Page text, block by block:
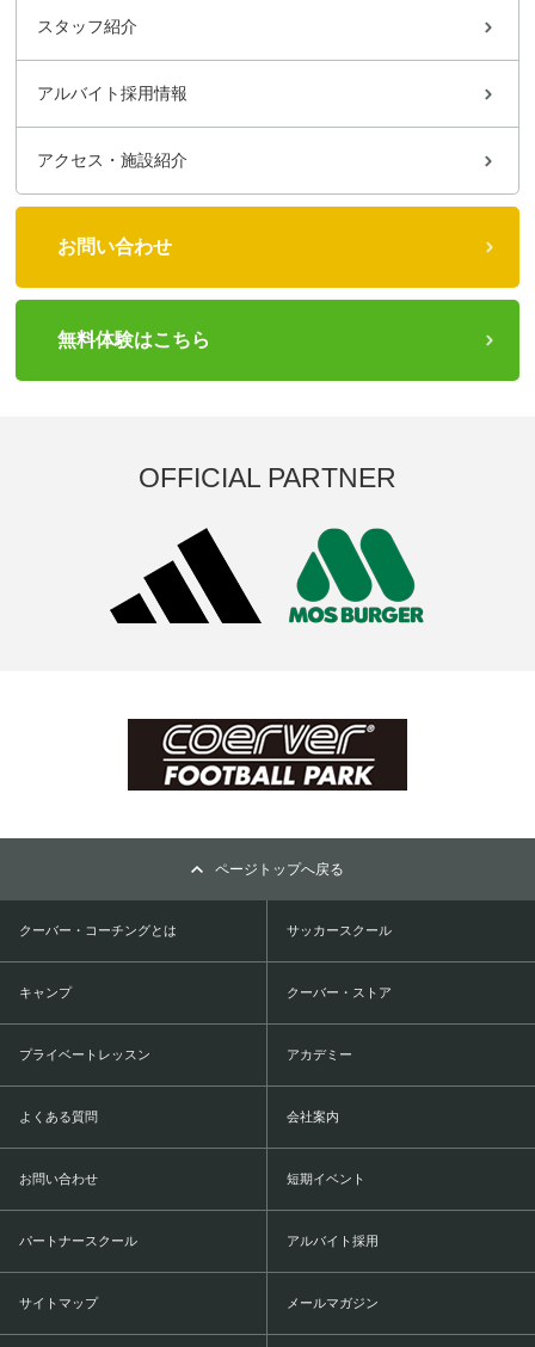
スタッフ紹介
アルバイト採用情報
アクセス・施設紹介
お問い合わせ
無料体験はこちら
OFFICIAL PARTNER
ページトップへ戻る
クーバー・コーチングとは サッカースクール
キャンプ クーバー・ストア
プライベートレッスン アカデミー
よくある質問 会社案内
お問い合わせ 短期イベント
パートナースクール アルバイト採用
サイトマップ メールマガジン